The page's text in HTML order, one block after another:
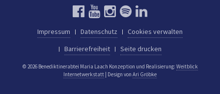
Impressum Datenschutz
Cookies verwalten
Barrierefreiheit
Seite drucken
© 2026 Benediktinerabtei Maria Laach Konzeption und Realisierung: Weitblick
Internetwerkstatt | Design von Ari Gröbke